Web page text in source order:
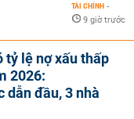
TÀI CHÍNH -
9 giờ trước
tỷ lệ nợ xấu thấp
2026:
đầu, 3 nhà